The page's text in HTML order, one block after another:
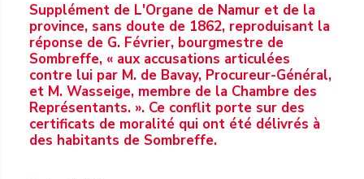
Supplément de L'Organe de Namur et de la
province, sans doute de 1862, reproduisant la
réponse de G. Février, bourgmestre de
Sombreffe, « aux accusations articulées
contre lui par M. de Bavay, Procureur-Général,
et M. Wasseige, membre de la Chambre des
Représentants. ». Ce conflit porte sur des
certificats de moralité qui ont été délivrés à
des habitants de Sombreffe.